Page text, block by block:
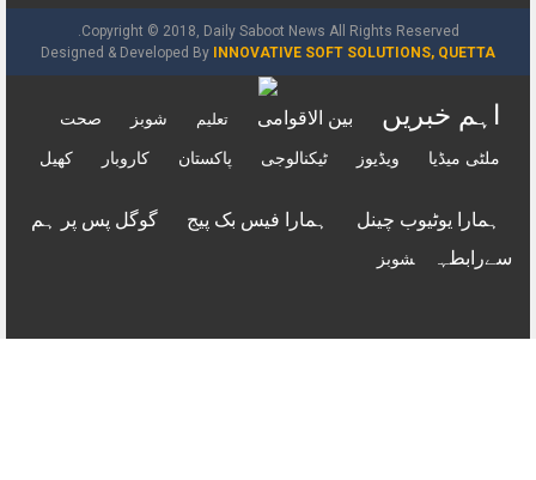
Copyright © 2018, Daily Saboot News All Rights Reserved.
Designed & Developed ByINNOVATIVE SOFT SOLUTIONS, QUETTA
اہم خبریں بین الاقوامی تعلیم شوبز صحت
ملٹی میڈیا ویڈیوز ٹیکنالوجی پاکستان کاروبار کھیل
ہمارا یوٹیوب چینل ہمارا فیس بک پیج
گوگل پس پر ہم
سےرابطہ
شوبز